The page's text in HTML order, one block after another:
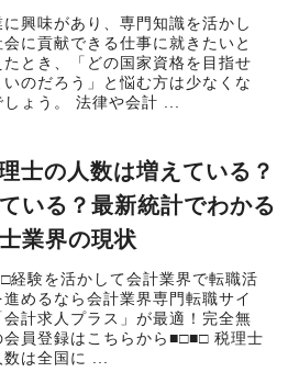
に興味があり、専門知識を活かし
会に貢献できる仕事に就きたいと
たとき、「どの国家資格を目指せ
いのだろう」と悩む方は少なくな
しょう。 法律や会計 ...
士の人数は増えている？
いる？最新統計でわかる
業界の現状
経験を活かして会計業界で転職活
進めるなら会計業界専門転職サイ
会計求人プラス」が最適！完全無
会員登録はこちらから■□■□ 税理士
は全国に ...